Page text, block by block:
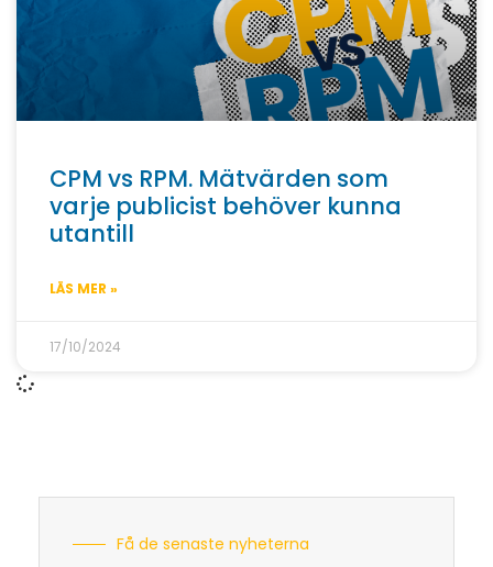
CPM vs RPM. Mätvärden som
varje publicist behöver kunna
utantill
LÄS MER »
17/10/2024
Få de senaste nyheterna